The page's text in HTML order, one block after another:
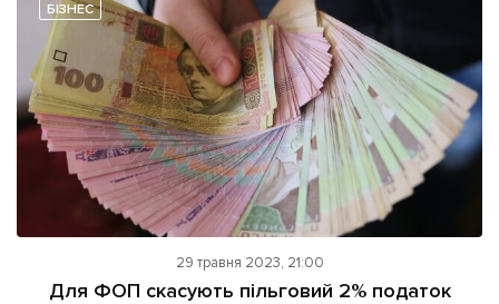
БІЗНЕС
29 травня 2023, 21:00
Для ФОП скасують пільговий 2% податок